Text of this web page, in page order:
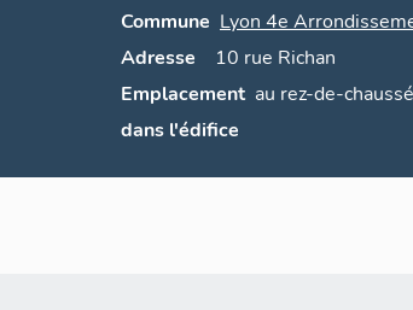
Commune Lyon 4e
Adresse
10 rue Richan
Emplacement
dans l'édifice
au rez-de-